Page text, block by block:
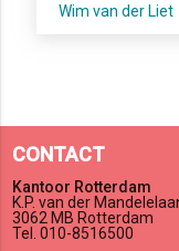
Wim van der Liet
CONTACT
Kantoor Rotterdam
K.P. van der
3062 MB Rotterdam
Tel. 010-8516500